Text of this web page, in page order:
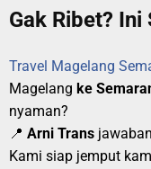
Gak Ribet? Ini
Travel Magelang
Magelang ke
nyaman?
📍 Arni Trans
Kami siap jemput